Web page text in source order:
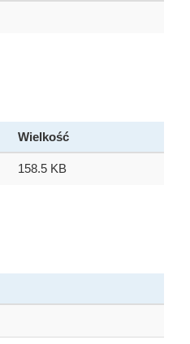
Wielkość
158.5 KB